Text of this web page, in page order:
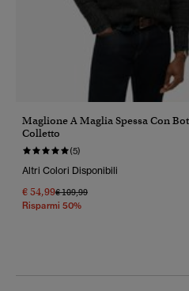
Maglione A Maglia Spessa Con
Colletto
(5)
Altri Colori Disponibili
€ 54,99Prezzo Ridotto Da
€ 109,99A
Risparmi 50%